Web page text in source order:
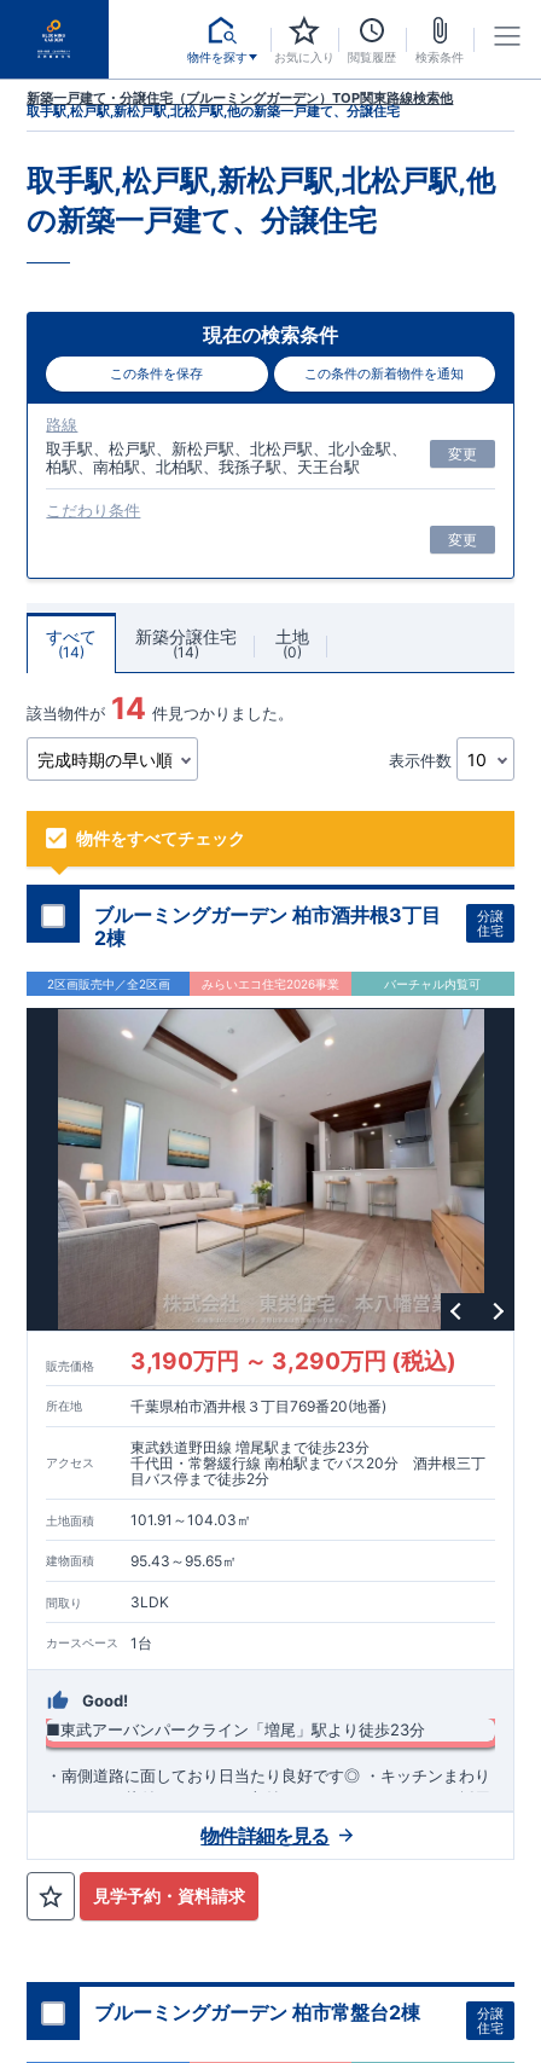
物件を探す お気に入り 閲覧履歴 検索条件
新築一戸建て・分譲住宅（ブルーミングガーデン）TOP関東路線検索他
取手駅,松戸駅,新松戸駅,北松戸駅,他の新築一戸建て、分譲住宅
取手駅,松戸駅,新松戸駅,北松戸駅,他
の新築一戸建て、分譲住宅
現在の検索条件
この条件を保存 この条件の新着物件を通知
路線
取手駅、松戸駅、新松戸駅、北松戸駅、北小金駅、
柏駅、南柏駅、北柏駅、我孫子駅、天王台駅
変更
こだわり条件
変更
すべて
14
新築分譲住宅
14
土地
0
該当物件が 14 件見つかりました。
表示件数
物件をすべてチェック
ブルーミングガーデン 柏市酒井根3丁目
2棟
分譲
住宅
2区画販売中／全2区画 みらいエコ住宅2026事業 バーチャル内覧可
販売価格 3,190万円 ～ 3,290万円 (税込)
所在地 千葉県柏市酒井根３丁目769番20(地番)
アクセス
東武鉄道野田線 増尾駅まで徒歩23分
千代田・常磐緩行線 南柏駅までバス20分 酒井根三丁
目バス停まで徒歩2分
土地面積 101.91～104.03㎡
建物面積 95.43～95.65㎡
間取り 3LDK
カースペース 1台
Good!
■東武アーバンパークライン「増尾」駅より徒歩23分
​・南側道路に面しており日当たり良好です◎ ・キッチンまわり
がすっきり片付くパントリー収納 ・スマートサニタリーを採用
納を採用！ ​・共働き世帯に大活躍の宅配ボックス
学校 約750m(徒歩約10分)【買物施設】
MARKET Serection青葉台店 約640m(徒歩約8分) ◎ マミー
■第三者機関が設計・建物検査(全四回)を実施 ■税制優遇あり
4分野6項目で最高等級を取得!
□ 構造の安定 (耐風等級2・耐震等級3) □ 劣化の軽減 (劣化対
見学予約・資料請求
物件詳細を見る
ブルーミングガーデン 柏市常盤台2棟
分譲
住宅